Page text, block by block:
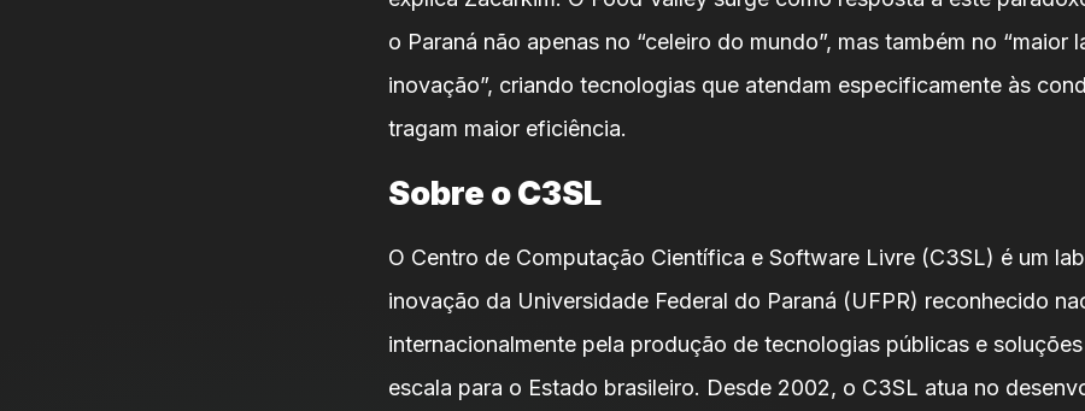
o Paraná não apenas no “celeiro do mundo”, mas também no “maior
inovação”, criando tecnologias que atendam especificamente às
tragam maior eficiência.
Sobre o C3SL
O Centro de Computação Científica e Software Livre (C3SL) é um
inovação da Universidade Federal do Paraná (UFPR) reconhecido
internacionalmente pela produção de tecnologias públicas e
escala para o Estado brasileiro. Desde 2002, o C3SL atua no